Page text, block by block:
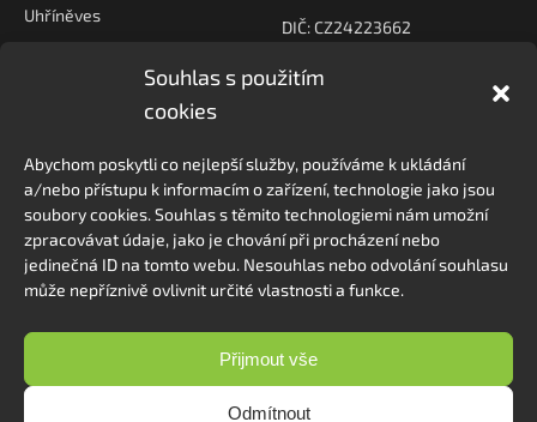
Souhlas s použitím
cookies
Abychom poskytli co nejlepší služby, používáme k ukládání
a/nebo přístupu k informacím o zařízení, technologie jako jsou
soubory cookies. Souhlas s těmito technologiemi nám umožní
zpracovávat údaje, jako je chování při procházení nebo
jedinečná ID na tomto webu. Nesouhlas nebo odvolání souhlasu
může nepříznivě ovlivnit určité vlastnosti a funkce.
Přijmout vše
Odmítnout
Uhříněves
DIČ: CZ24223662
Kontaktujte nás
+420 778 222 800
Navigace
O nás
Kontakt